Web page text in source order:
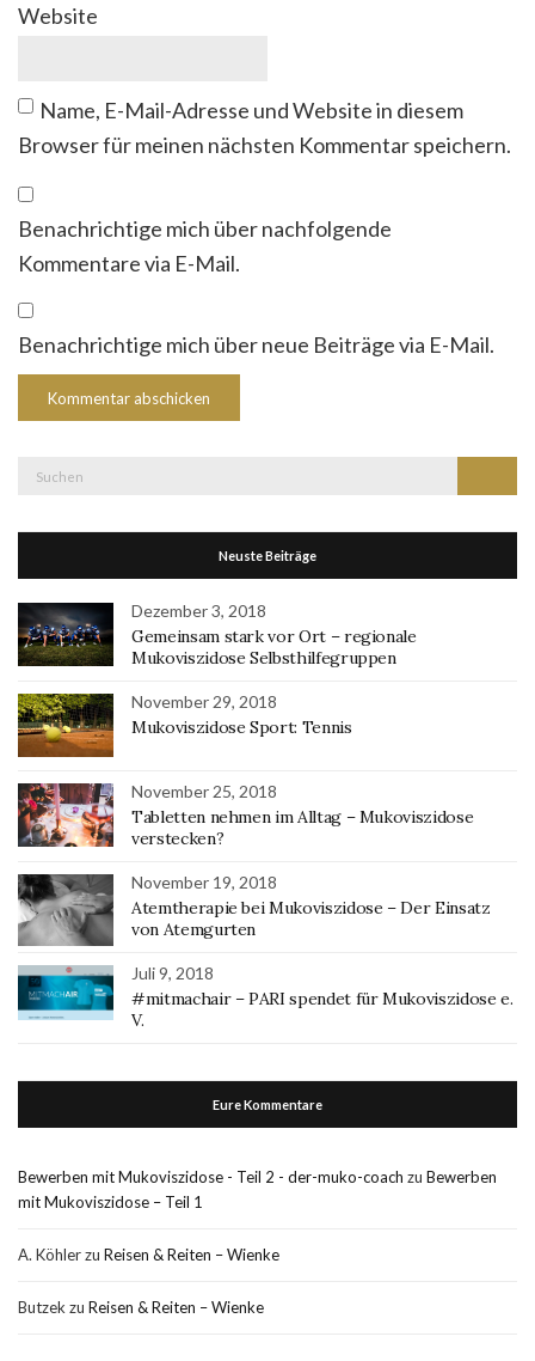
Website
Name, E-Mail-Adresse und Website in diesem
Browser für meinen nächsten Kommentar speichern.
Benachrichtige mich über nachfolgende
Kommentare via E-Mail.
Benachrichtige mich über neue Beiträge via E-Mail.
Neuste Beiträge
Dezember 3, 2018
Gemeinsam stark vor Ort – regionale
Mukoviszidose Selbsthilfegruppen
November 29, 2018
Mukoviszidose Sport: Tennis
November 25, 2018
Tabletten nehmen im Alltag – Mukoviszidose
verstecken?
November 19, 2018
Atemtherapie bei Mukoviszidose – Der Einsatz
von Atemgurten
Juli 9, 2018
#mitmachair – PARI spendet für Mukoviszidose e.
V.
Eure Kommentare
Bewerben mit Mukoviszidose - Teil 2 - der-muko-coach zu Bewerben
mit Mukoviszidose – Teil 1
A. Köhlerzu Reisen & Reiten – Wienke
Butzek zu Reisen & Reiten – Wienke